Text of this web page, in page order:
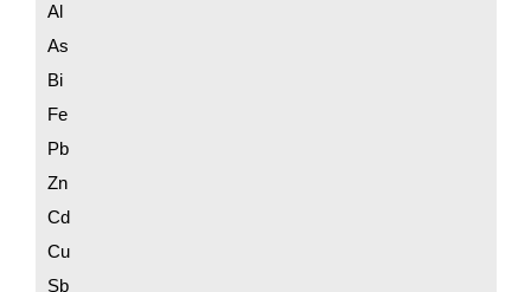
Al
As
Bi
Fe
Pb
Zn
Cd
Cu
Sb